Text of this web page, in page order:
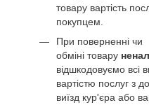
товару вартість
покупцем.
При поверненні чи
обміні товару
відшкодовуємо всі
вартістю послуг з
виїзд кур'єра або